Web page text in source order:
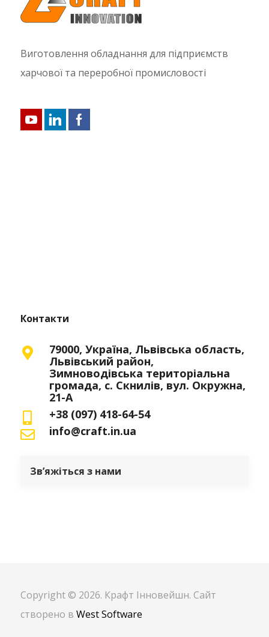
Виготовлення обладнання для підприємств
харчової та переробної промисловості
Контакти
79000, Україна, Львівська область,
Львівський район,
Зимноводівська територіальна
громада, с. Скнилів, вул. Окружна,
21-А
+38 (097) 418-64-54
info@craft.in.ua
Зв’яжіться з нами
Copyright © 2026. Крафт Інновейшн. Сайт
створено в West Software